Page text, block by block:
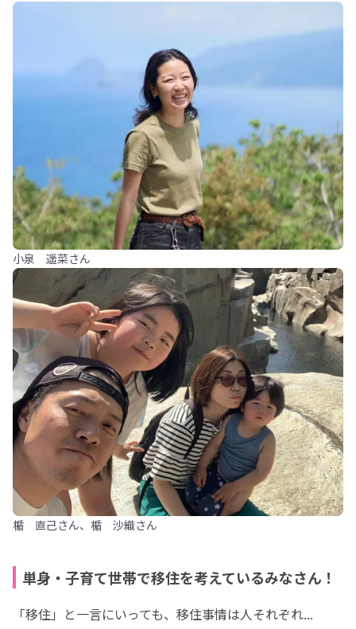
小泉 遥菜さん
楯 直己さん、楯 沙織さん
単身・子育て世帯で移住を考えているみなさん！
「移住」と一言にいっても、移住事情は人それぞれ...